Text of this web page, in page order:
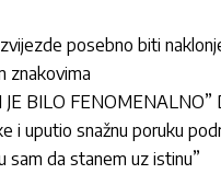
posebno biti
znakovima
JE BILO FENOMENALNO”
i uputio snažnu poruku
sam da stanem uz istinu”